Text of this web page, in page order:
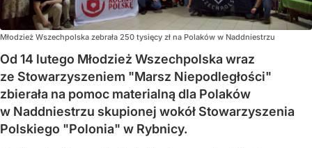
Młodzież Wszechpolska zebrała 250 tysięcy zł na Polaków w Naddniestrzu
Od 14 lutego Młodzież Wszechpolska wraz
ze Stowarzyszeniem "Marsz Niepodległości"
zbierała na pomoc materialną dla Polaków
w Naddniestrzu skupionej wokół Stowarzyszenia
Polskiego "Polonia" w Rybnicy.